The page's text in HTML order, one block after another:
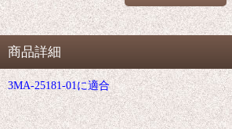
商品詳細
3MA-25181-01に適合